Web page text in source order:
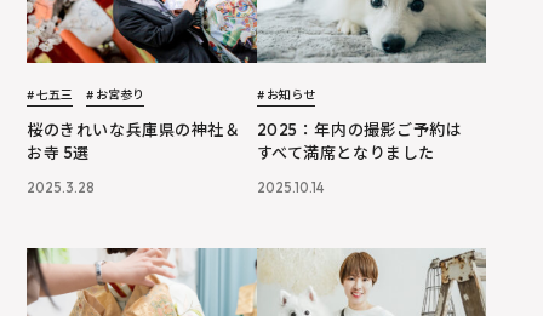
# 七五三 # お宮参り
桜のきれいな兵庫県の神社＆
お寺 5選
2025.3.28
# お知らせ
2025：年内の撮影ご予約は
すべて満席となりました
2025.10.14